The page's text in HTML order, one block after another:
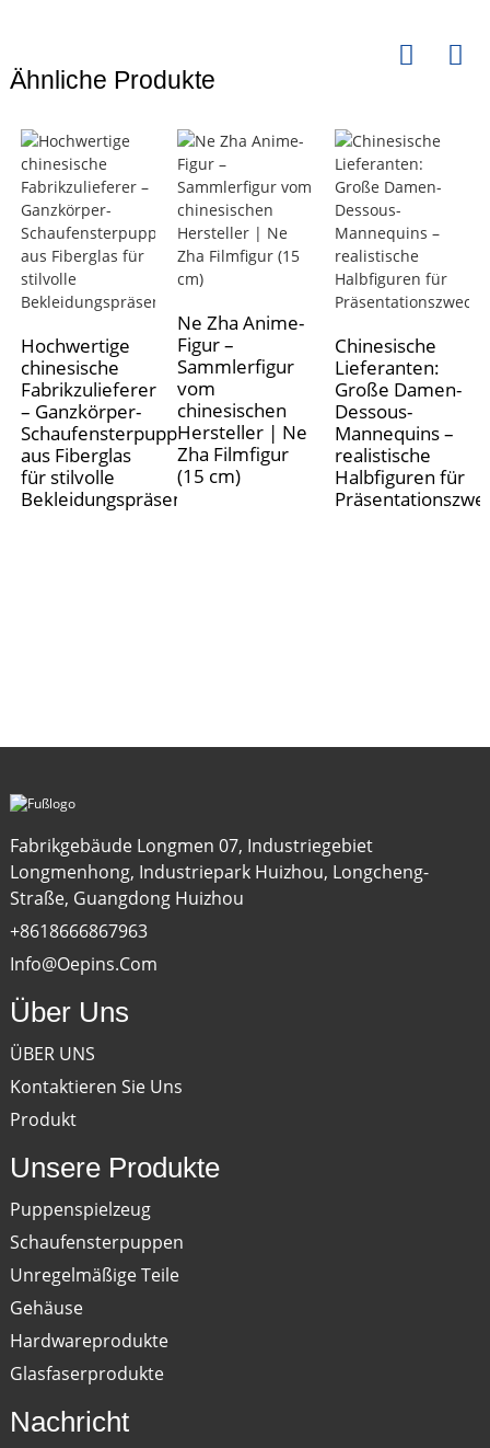
Ähnliche Produkte
Hochwertige
chinesische
Fabrikzulieferer
– Ganzkörper-
Schaufensterpuppen
aus Fiberglas
für stilvolle
Bekleidungspräsentation
Ne Zha Anime-
Figur –
Sammlerfigur
vom
chinesischen
Hersteller | Ne
Zha Filmfigur
(15 cm)
Chinesische
Lieferanten:
Große Damen-
Dessous-
Mannequins –
realistische
Halbfiguren für
Fabrikgebäude Longmen 07, Industriegebiet
Longmenhong, Industriepark Huizhou, Longcheng-
Straße, Guangdong Huizhou
+8618666867963
Info@oepins.com
Über Uns
ÜBER UNS
Kontaktieren Sie Uns
Produkt
Unsere Produkte
Puppenspielzeug
Schaufensterpuppen
Unregelmäßige Teile
Gehäuse
Hardwareprodukte
Glasfaserprodukte
Nachricht